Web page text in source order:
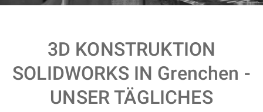
3D KONSTRUKTION
SOLIDWORKS IN Grenchen -
UNSER TÄGLICHES